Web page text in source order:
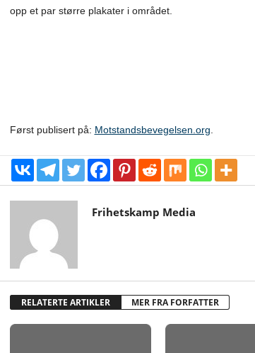
opp et par større plakater i området.
Først publisert på: Motstandsbevegelsen.org
Frihetskamp Media
RELATERTE ARTIKLER MER FRA FORFATTER